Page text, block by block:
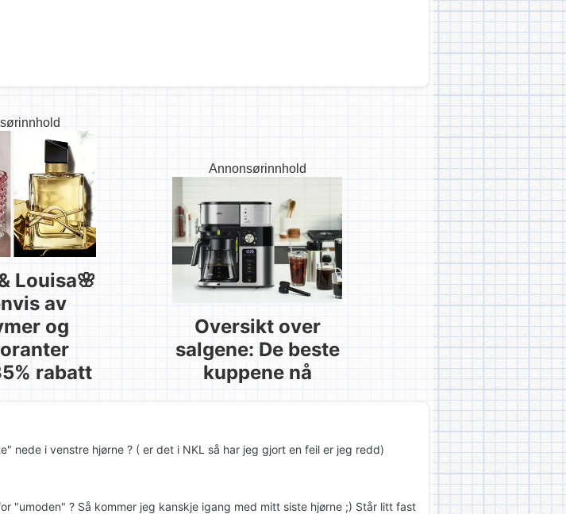
Louisa🌸
av
og
rabatt
Annonsørinnhold
Oversikt over
salgene: De beste
kuppene nå
nede i venstre hjørne ? ( er det i NKL så har jeg gjort en feil er jeg redd)
"umoden" ? Så kommer jeg kanskje igang med mitt siste hjørne ;) Står litt fast